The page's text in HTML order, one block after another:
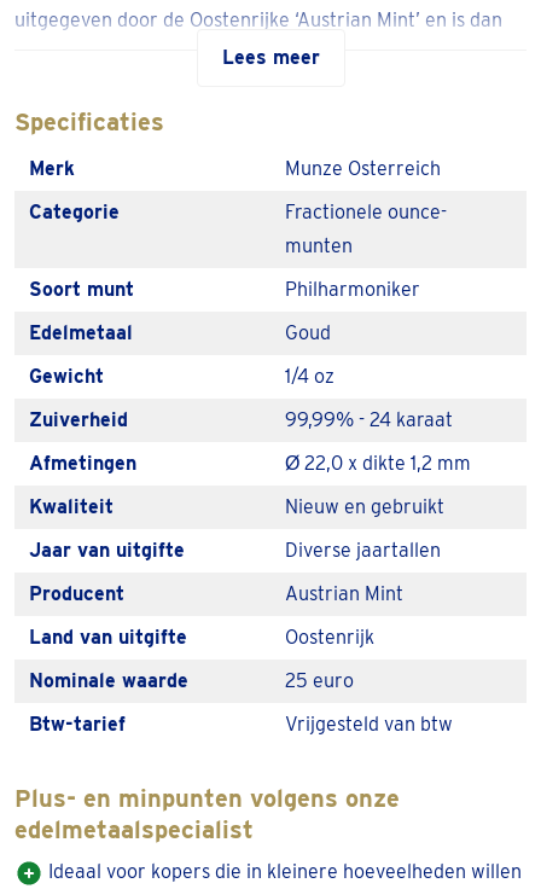
uitgegeven door de Oostenrijke ‘Austrian Mint’ en is dan
ook een echte Europese gouden beleggingsmunt. De
ook deze 1/4 troy ounce Philharmoniker zeer geliefd.
De 1/4 troy ounce gouden Philharmonikerheeft een
korte levertijd en is vrijgesteld van btw.
Laat de Philharmoniker thuisbezorgen of in één van
onze 100+ afhaallocaties in NL & BE.
De 1/4 OZ gouden Philharmoniker
De 1/4 troy ounce gouden Philharmoniker is perfect voor
Philharmoniker maakt het namelijk mogelijk om in
kleinere hoeveelheden goud te investeren. Bovendien is
het makkelijker om kleine hoeveelheden te (her)verdelen
Geschiedenis van de gouden Philharmoniker
De gouden Philharmoniker werd voor het eerst
Mint’ wilde graag een graantje meepikken van de
werd op dat moment vooral gedomineerd door de gouden
beleggingsmunten uit Zuid-Afrika, Canada en Amerika.
Lees meer
Specificaties
Merk
Munze Osterreich
Categorie
Fractionele ounce-
munten
Soort munt
Philharmoniker
Edelmetaal
Goud
Gewicht
1/4 oz
Zuiverheid
99,99% - 24 karaat
Afmetingen
Ø 22,0 x dikte 1,2 mm
Kwaliteit
Nieuw en gebruikt
Jaar van uitgifte
Diverse jaartallen
Producent
Austrian Mint
Land van uitgifte
Oostenrijk
Nominale waarde
25 euro
Btw-tarief
Vrijgesteld van btw
Plus- en minpunten volgens onze
edelmetaalspecialist
Ideaal voor kopers die in kleinere hoeveelheden willen